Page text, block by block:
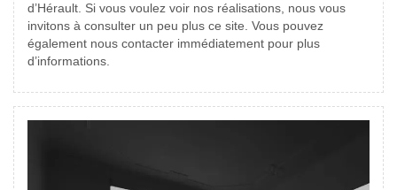
d’Hérault. Si vous voulez voir nos réalisations, nous vous
invitons à consulter un peu plus ce site. Vous pouvez
également nous contacter immédiatement pour plus
d’informations.